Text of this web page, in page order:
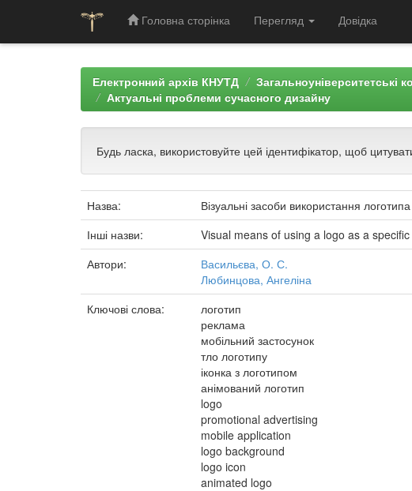
Головна сторінка Перегляд Довідка
Електронний архів КНУТД Загальноуніверситетські
Актуальні проблеми сучасного дизайну
Будь ласка, використовуйте цей ідентифікатор, щоб
Назва:
Візуальні засоби використання
Інші назви:
Visual means of using a logo as a
Автори:
Васильєва, О. С.
Любинцова, Ангеліна
Ключові слова:
логотип
реклама
мобільний застосунок
тло логотипу
іконка з логотипом
анімований логотип
logo
promotional advertising
mobile application
logo background
logo icon
animated logo